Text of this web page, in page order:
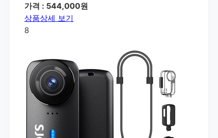
가격 : 544,000원
상품상세 보기
8